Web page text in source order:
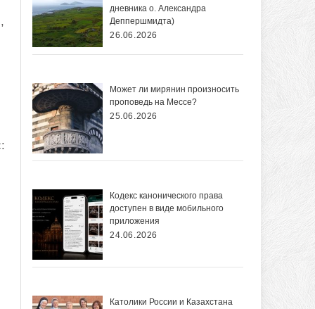
дневника о. Александра
Деппершмидта)
26.06.2026
Может ли мирянин произносить
проповедь на Мессе?
25.06.2026
Кодекс канонического права
доступен в виде мобильного
приложения
24.06.2026
Католики России и Казахстана